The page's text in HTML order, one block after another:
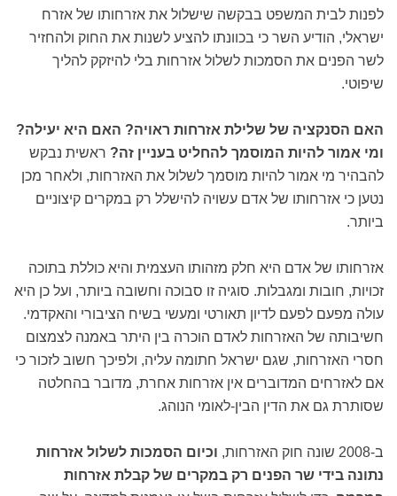
לפנות לבית המשפט בבקשה שישלול את אזרחותו של אזרח
ישראלי, הודיע השר כי בכוונתו להציע לשנות את החוק ולהחזיר
לשר הפנים את הסמכות לשלול אזרחות בלי להיזקק להליך
שיפוטי.
האם הסנקציה של שלילת אזרחות ראויה? האם היא יעילה?
ומי אמור להיות המוסמך להחליט בעניין זה? ראשית נבקש
להבהיר מי אמור להיות מוסמך לשלול את האזרחות, ולאחר מכן
נטען כי אזרחותו של אדם עשויה להישלל רק במקרים קיצוניים
ביותר.
אזרחותו של אדם היא חלק מזהותו העצמית והיא כוללת בתוכה
זכויות, חובות ומגבלות. סוגיה זו סבוכה וחשובה ביותר, ועל כן היא
עולה מפעם לפעם לדיון תאורטי ומעשי בשיח הציבורי והאקדמי.
חשיבותה של האזרחות לאדם הוכרה בין היתר באמנה לצמצום
חסרי האזרחות, שגם ישראל חתומה עליה, ולפיכך חשוב לזכור כי
אם לאזרחים המדוברים אין אזרחות אחרת, מדובר בהחלטה
שסותרת גם את הדין הבין-לאומי הנוהג.
ב-2008 שונה חוק האזרחות,
וכיום הסמכות לשלול אזרחות
נתונה בידי שר הפנים רק במקרים של קבלת אזרחות